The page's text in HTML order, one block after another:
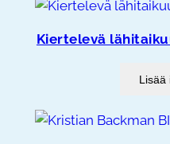
Kiertelevä
Lisää